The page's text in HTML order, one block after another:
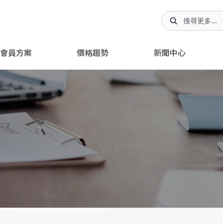
會員方案 價格趨勢 新聞中心